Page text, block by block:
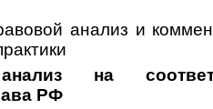
анализ и
на
РФ